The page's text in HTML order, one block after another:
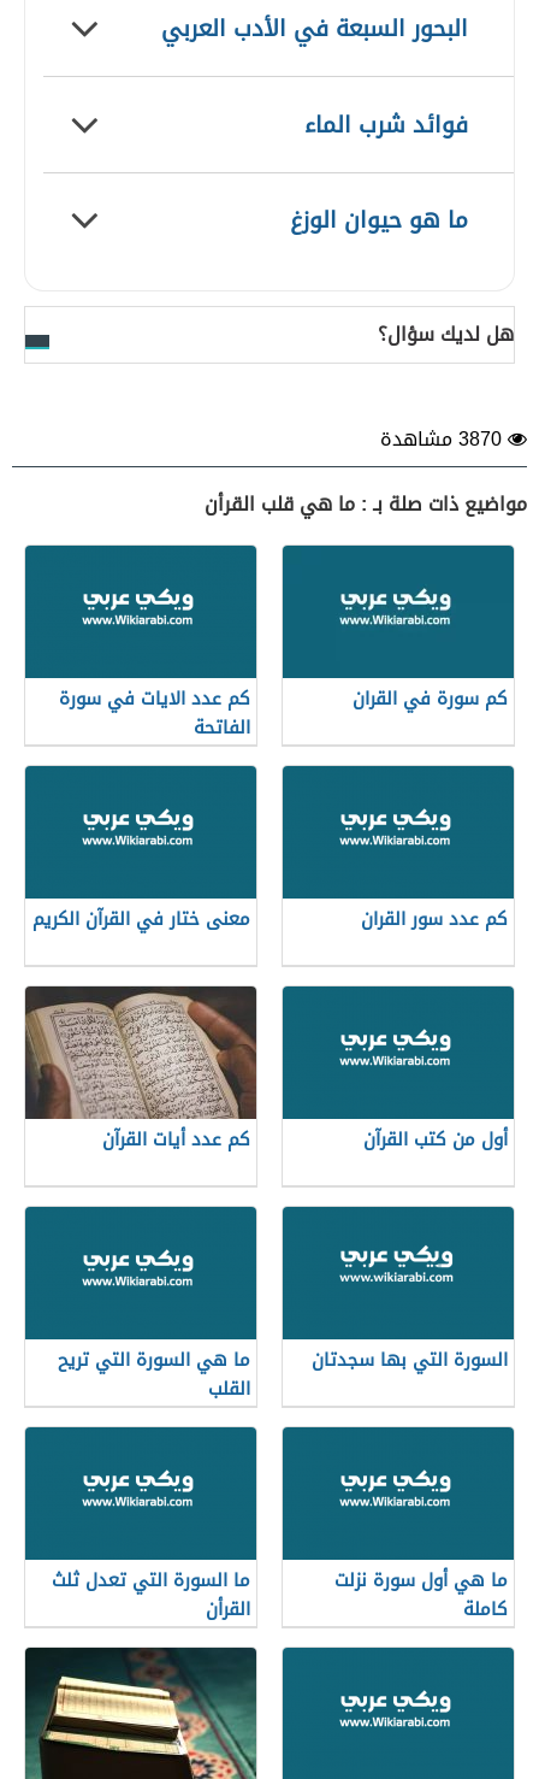
البحور السبعة في الأدب العربي
فوائد شرب الماء
ما هو حيوان الوزغ
هل لديك سؤال؟
مواضيع ذات صلة بـ : ما هي قلب القرأن
كم سورة في القران
كم عدد الايات في سورة
الفاتحة
كم عدد سور القران معنى ختار في القرآن الكريم
أول من كتب القرآن كم عدد أيات القرآن
السورة التي بها سجدتان
ما هي السورة التي تريح
القلب
ما هي أول سورة نزلت
كاملة
ما السورة التي تعدل ثلث
القرأن